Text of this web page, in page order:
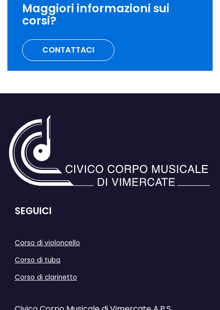
Maggiori informazioni sui
corsi?
CONTATTACI
SEGUICI
Corso di violoncello
Corso di tuba
Corso di clarinetto